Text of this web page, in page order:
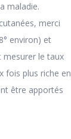
maladie.
merci
environ) et
mesurer le taux
fois plus riche en
être apportés